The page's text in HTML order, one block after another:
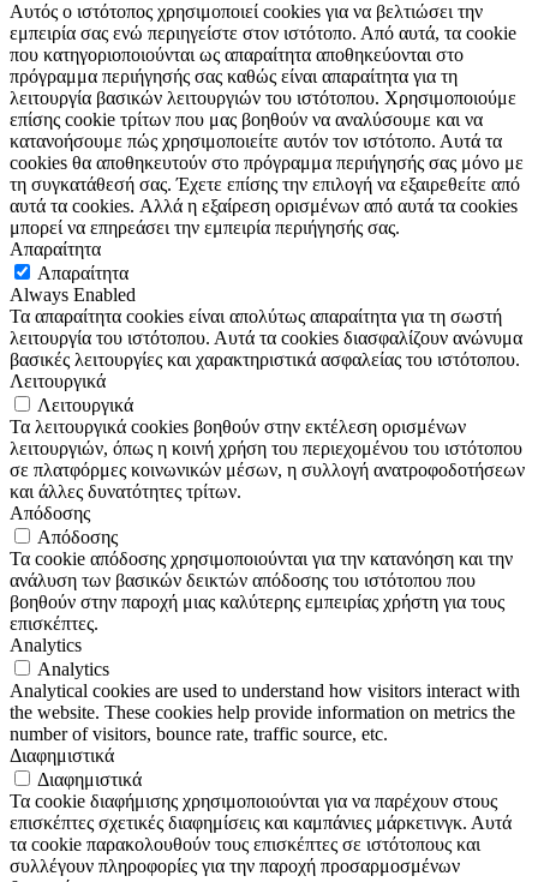
Αυτός ο ιστότοπος χρησιμοποιεί cookies για να βελτιώσει την
εμπειρία σας ενώ περιηγείστε στον ιστότοπο. Από αυτά, τα cookie
που κατηγοριοποιούνται ως απαραίτητα αποθηκεύονται στο
πρόγραμμα περιήγησής σας καθώς είναι απαραίτητα για τη
λειτουργία βασικών λειτουργιών του ιστότοπου. Χρησιμοποιούμε
επίσης cookie τρίτων που μας βοηθούν να αναλύσουμε και να
κατανοήσουμε πώς χρησιμοποιείτε αυτόν τον ιστότοπο. Αυτά τα
cookies θα αποθηκευτούν στο πρόγραμμα περιήγησής σας μόνο με
τη συγκατάθεσή σας. Έχετε επίσης την επιλογή να εξαιρεθείτε από
αυτά τα cookies. Αλλά η εξαίρεση ορισμένων από αυτά τα cookies
μπορεί να επηρεάσει την εμπειρία περιήγησής σας.
Απαραίτητα
Απαραίτητα
Always Enabled
Τα απαραίτητα cookies είναι απολύτως απαραίτητα για τη σωστή
λειτουργία του ιστότοπου. Αυτά τα cookies διασφαλίζουν ανώνυμα
βασικές λειτουργίες και χαρακτηριστικά ασφαλείας του ιστότοπου.
Λειτουργικά
Λειτουργικά
Τα λειτουργικά cookies βοηθούν στην εκτέλεση ορισμένων
λειτουργιών, όπως η κοινή χρήση του περιεχομένου του ιστότοπου
σε πλατφόρμες κοινωνικών μέσων, η συλλογή ανατροφοδοτήσεων
και άλλες δυνατότητες τρίτων.
Απόδοσης
Απόδοσης
Τα cookie απόδοσης χρησιμοποιούνται για την κατανόηση και την
ανάλυση των βασικών δεικτών απόδοσης του ιστότοπου που
βοηθούν στην παροχή μιας καλύτερης εμπειρίας χρήστη για τους
επισκέπτες.
Analytics
Analytics
Analytical cookies are used to understand how visitors interact with
the website. These cookies help provide information on metrics the
number of visitors, bounce rate, traffic source, etc.
Διαφημιστικά
Διαφημιστικά
Τα cookie διαφήμισης χρησιμοποιούνται για να παρέχουν στους
επισκέπτες σχετικές διαφημίσεις και καμπάνιες μάρκετινγκ. Αυτά
τα cookie παρακολουθούν τους επισκέπτες σε ιστότοπους και
συλλέγουν πληροφορίες για την παροχή προσαρμοσμένων